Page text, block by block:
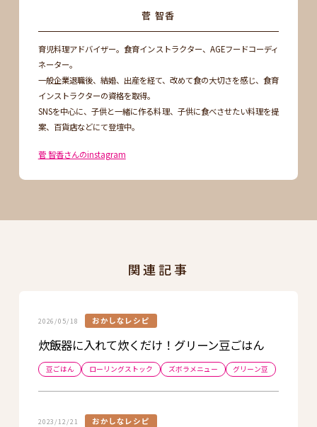
菅 智香
育児料理アドバイザー。食育インストラクター、AGEフードコーディ
ネーター。
一般企業退職後、結婚、出産を経て、改めて食の大切さを感じ、食育
インストラクターの資格を取得。
SNSを中心に、子供と一緒に作る料理、子供に食べさせたい料理を提
案、百貨店などにて登壇中。
菅 智香さんのinstagram
関連記事
2026/05/18 おかしなレシピ
炊飯器に入れて炊くだけ！グリーン豆ごはん
豆ごはん ローリングストック ズボラメニュー グリーン豆
2023/12/21 おかしなレシピ